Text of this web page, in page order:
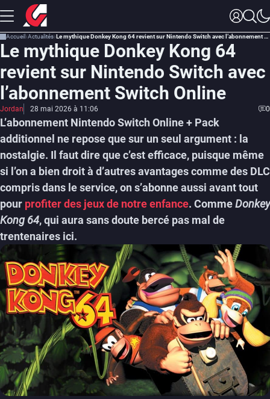
Accueil Actualités Le mythique Donkey Kong 64 revient sur Nintendo Switch avec l’abonnement Switch Online
Le mythique Donkey Kong 64
revient sur Nintendo Switch avec
l’abonnement Switch Online
Jordan 28 mai 2026 à 11:06 0
L’abonnement Nintendo Switch Online + Pack
additionnel ne repose que sur un seul argument : la
nostalgie. Il faut dire que c’est efficace, puisque même
si l’on a bien droit à d’autres avantages comme des DLC
compris dans le service, on s’abonne aussi avant tout
pour profiter des jeux de notre enfance. CommeDonkey
Kong 64, qui aura sans doute bercé pas mal de
trentenaires ici.